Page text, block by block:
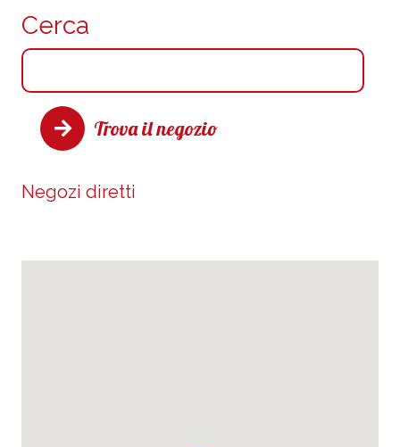
Cerca
Trova il negozio
Negozi diretti